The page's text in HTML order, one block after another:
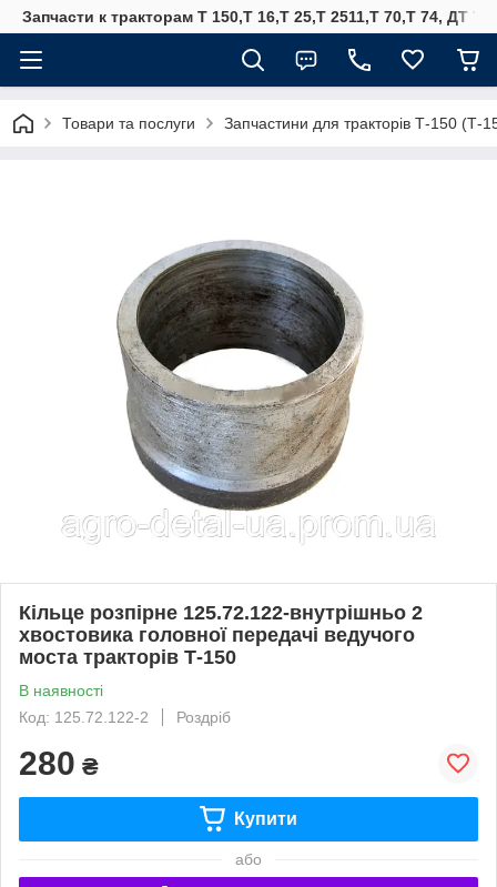
Запчасти к тракторам Т 150,Т 16,Т 25,Т 2511,Т 70,Т 74, ДТ
Товари та послуги Запчастини для тракторів Т-150
Кільце розпірне 125.72.122-внутрішньо 2
хвостовика головної передачі ведучого
моста тракторів Т-150
В наявності
Код: 125.72.122-2
Роздріб
280 ₴
Купити
або